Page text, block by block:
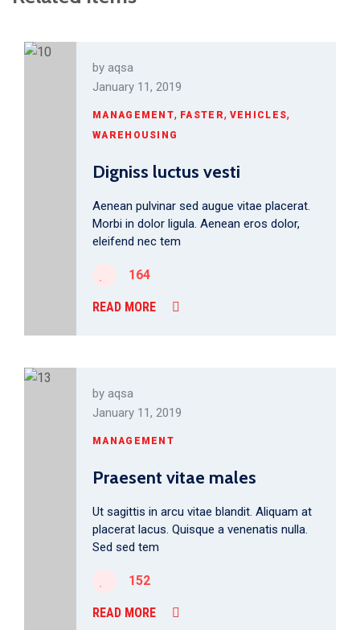
by aqsa
January 11, 2019
MANAGEMENT, FASTER, VEHICLES,
WAREHOUSING
Digniss luctus vesti
Aenean pulvinar sed augue vitae placerat.
Morbi in dolor ligula. Aenean eros dolor,
eleifend nec tem
164
READ MORE
by aqsa
January 11, 2019
MANAGEMENT
Praesent vitae males
Ut sagittis in arcu vitae blandit. Aliquam at
placerat lacus. Quisque a venenatis nulla.
Sed sed tem
152
READ MORE